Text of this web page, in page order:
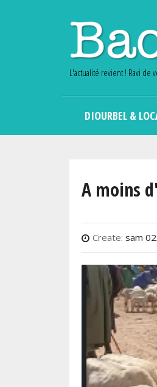
L'actualité revient ! Ravi de
DIOURBEL &
A moins
Create: sam